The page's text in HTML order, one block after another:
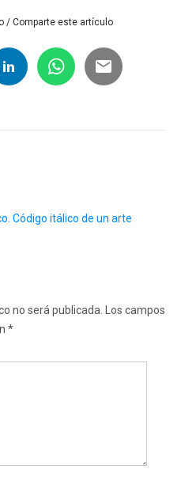
/ Comparte este artículo
Código itálico de un arte
no será publicada.
Los campos
*